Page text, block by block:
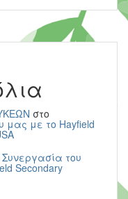
στο
μας με το Hayfield
Συνεργασία του
Secondary